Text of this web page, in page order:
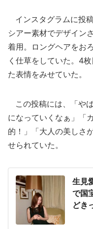
インスタグラムに投
シアー素材でデザイン
着用。ロングヘアをお
く仕草をしていた。4
た表情をみせていた。
この投稿には、「や
になっていくなぁ」「
的！」「大人の美しさ
せられていた。
生見
で国
どき